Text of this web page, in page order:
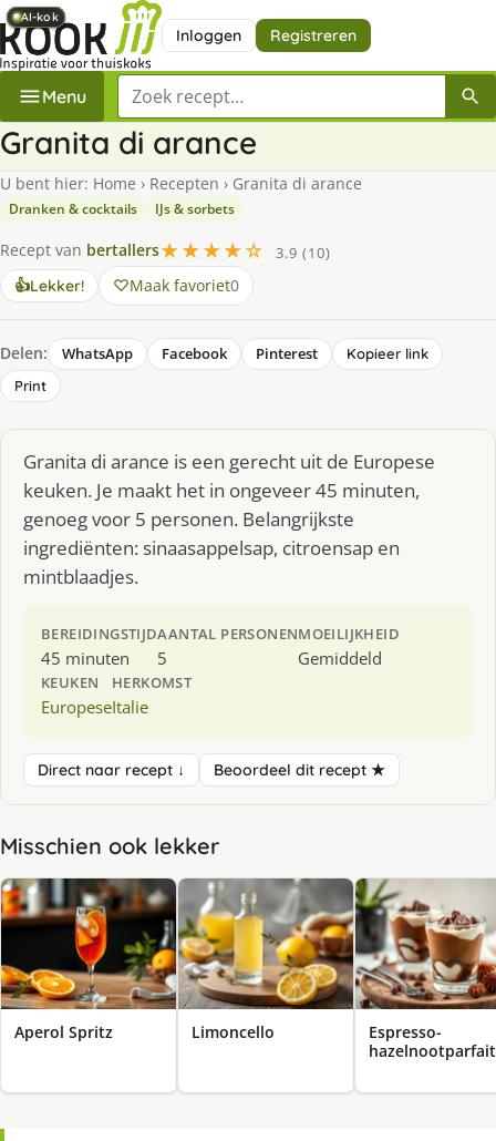
Inloggen Registreren
Menu Zoek een recept
Granita di arance
U bent hier: Home › Recepten › Granita di arance
Dranken & cocktails IJs & sorbets
Recept van bertallers★★★★☆
3.9 (10)
👍Lekker! Maak favoriet0
Delen: WhatsApp Facebook Pinterest
Kopieer link
Print
Granita di arance is een gerecht uit de Europese
keuken. Je maakt het in ongeveer 45 minuten,
genoeg voor 5 personen. Belangrijkste
ingrediënten: sinaasappelsap, citroensap en
mintblaadjes.
BEREIDINGSTIJD
45 minuten
AANTAL PERSONEN
5
MOEILIJKHEID
Gemiddeld
KEUKEN
Europese
HERKOMST
Italie
Direct naar recept ↓ Beoordeel dit recept ★
Misschien ook lekker
AI-kok
Aperol Spritz
AI-kok
Limoncello
AI-kok
Espresso-
hazelnootparfait
AI-kok
AI-kok